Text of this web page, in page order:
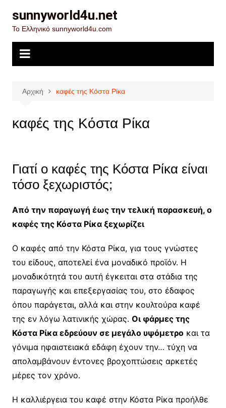
περιεχόμενο
sunnyworld4u.net
Το Ελληνικό sunnyworld4u.com
Αρχική καφές της Κόστα Ρίκα
καφές της Κόστα Ρίκα
Γιατί ο καφές της Κόστα Ρίκα είναι
τόσο ξεχωριστός;
Aπό την παραγωγή έως την τελική παρασκευή, ο
καφές της Κόστα Ρίκα ξεχωρίζει
Ο καφές από την Κόστα Ρίκα, για τους γνώστες
του είδους, αποτελεί ένα μοναδικό προϊόν. Η
μοναδικότητά του αυτή έγκειται στα στάδια της
παραγωγής και επεξεργασίας του, στο έδαφος
όπου παράγεται, αλλά και στην κουλτούρα καφέ
της εν λόγω λατινικής χώρας. Οι φάρμες της
Κόστα Ρίκα εδρεύουν σε μεγάλο υψόμετροκαι τα
γόνιμα ηφαιστειακά εδάφη έχουν την… τύχη να
απολαμβάνουν έντονες βροχοπτώσεις αρκετές
μέρες τον χρόνο.
Η καλλιέργεια του καφέ στην Κόστα Ρίκα προήλθε